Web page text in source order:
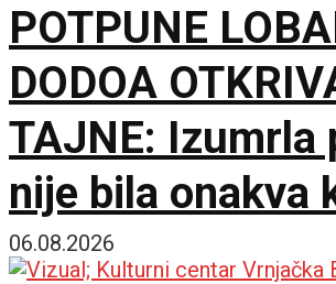
POTPUNE
DODOA
TAJNE: Izumrla
nije bila onakva
je zamišljamo
06.08.2026